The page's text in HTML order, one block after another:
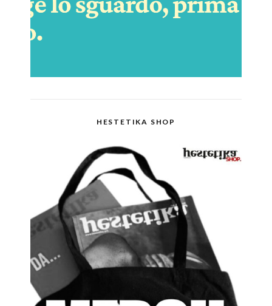
HESTETIKA SHOP